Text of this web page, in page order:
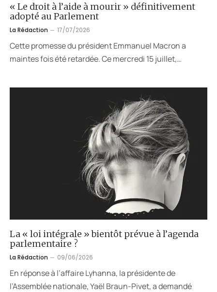
« Le droit à l’aide à mourir » définitivement
adopté au Parlement
La Rédaction 17/07/2026
Cette promesse du président Emmanuel Macron a
maintes fois été retardée. Ce mercredi 15 juillet,…
La « loi intégrale » bientôt prévue à l’agenda
parlementaire ?
La Rédaction 09/06/2026
En réponse à l’affaire Lyhanna, la présidente de
l’Assemblée nationale, Yaël Braun-Pivet, a demandé